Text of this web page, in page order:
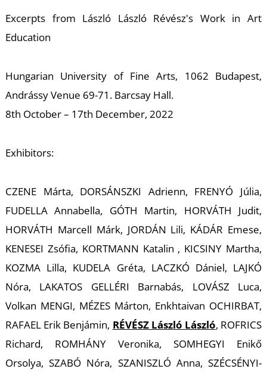
Excerpts from László László Révész's Work in Art
Education
Hungarian University of Fine Arts, 1062 Budapest,
Andrássy Venue 69-71. Barcsay Hall.
8th October – 17th December, 2022
Exhibitors:
CZENE Márta, DORSÁNSZKI Adrienn, FRENYÓ Júlia,
FUDELLA Annabella, GÓTH Martin, HORVÁTH Judit,
HORVÁTH Marcell Márk, JORDÁN Lili, KÁDÁR Emese,
KENESEI Zsófia, KORTMANN Katalin , KICSINY Martha,
KOZMA Lilla, KUDELA Gréta, LACZKÓ Dániel, LAJKÓ
Nóra, LAKATOS GELLÉRI Barnabás, LOVÁSZ Luca,
Volkan MENGI, MÉZES Márton, Enkhtaivan OCHIRBAT,
RAFAEL Erik Benjámin, RÉVÉSZ László László, ROFRICS
Richard, ROMHÁNY Veronika, SOMHEGYI Enikő
Orsolya, SZABÓ Nóra, SZANISZLÓ Anna, SZÉCSÉNYI-